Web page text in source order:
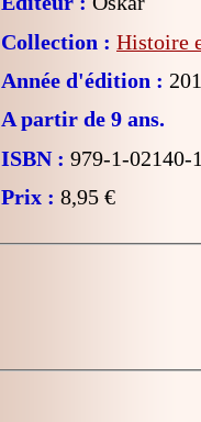
Collection : Histoire
Année d'édition :
A partir de 9 ans.
ISBN : 979-1-02140-
Prix : 8,95 €